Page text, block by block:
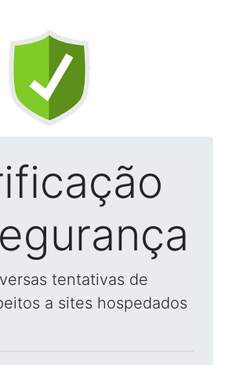
tentativas de
a sites hospedados